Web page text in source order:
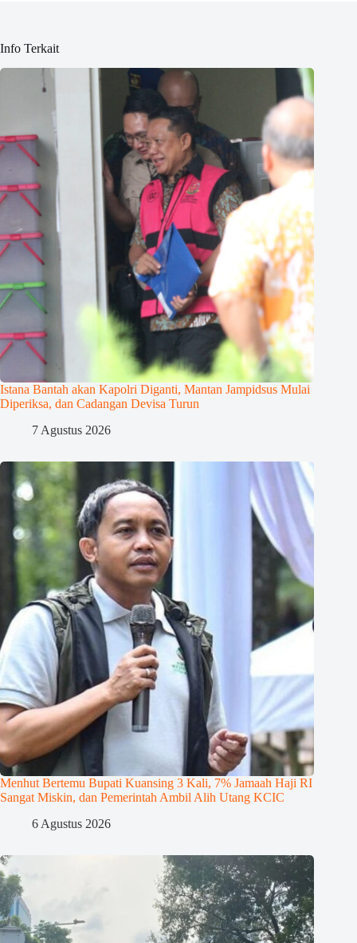
Info Terkait
Istana Bantah akan Kapolri Diganti, Mantan Jampidsus Mulai
Diperiksa, dan Cadangan Devisa Turun
7 Agustus 2026
Menhut Bertemu Bupati Kuansing 3 Kali, 7% Jamaah Haji RI
Sangat Miskin, dan Pemerintah Ambil Alih Utang KCIC
6 Agustus 2026